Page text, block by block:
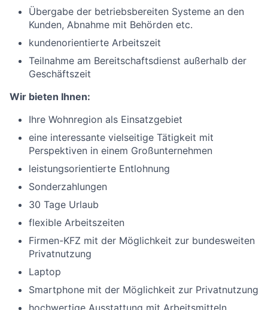
Übergabe der betriebsbereiten Systeme an den
Kunden, Abnahme mit Behörden etc.
kundenorientierte Arbeitszeit
Teilnahme am Bereitschaftsdienst außerhalb der
Geschäftszeit
Wir bieten Ihnen:
Ihre Wohnregion als Einsatzgebiet
eine interessante vielseitige Tätigkeit mit
Perspektiven in einem Großunternehmen
leistungsorientierte Entlohnung
Sonderzahlungen
30 Tage Urlaub
flexible Arbeitszeiten
Firmen-KFZ mit der Möglichkeit zur bundesweiten
Privatnutzung
Laptop
Smartphone mit der Möglichkeit zur Privatnutzung
hochwertige Ausstattung mit Arbeitsmitteln